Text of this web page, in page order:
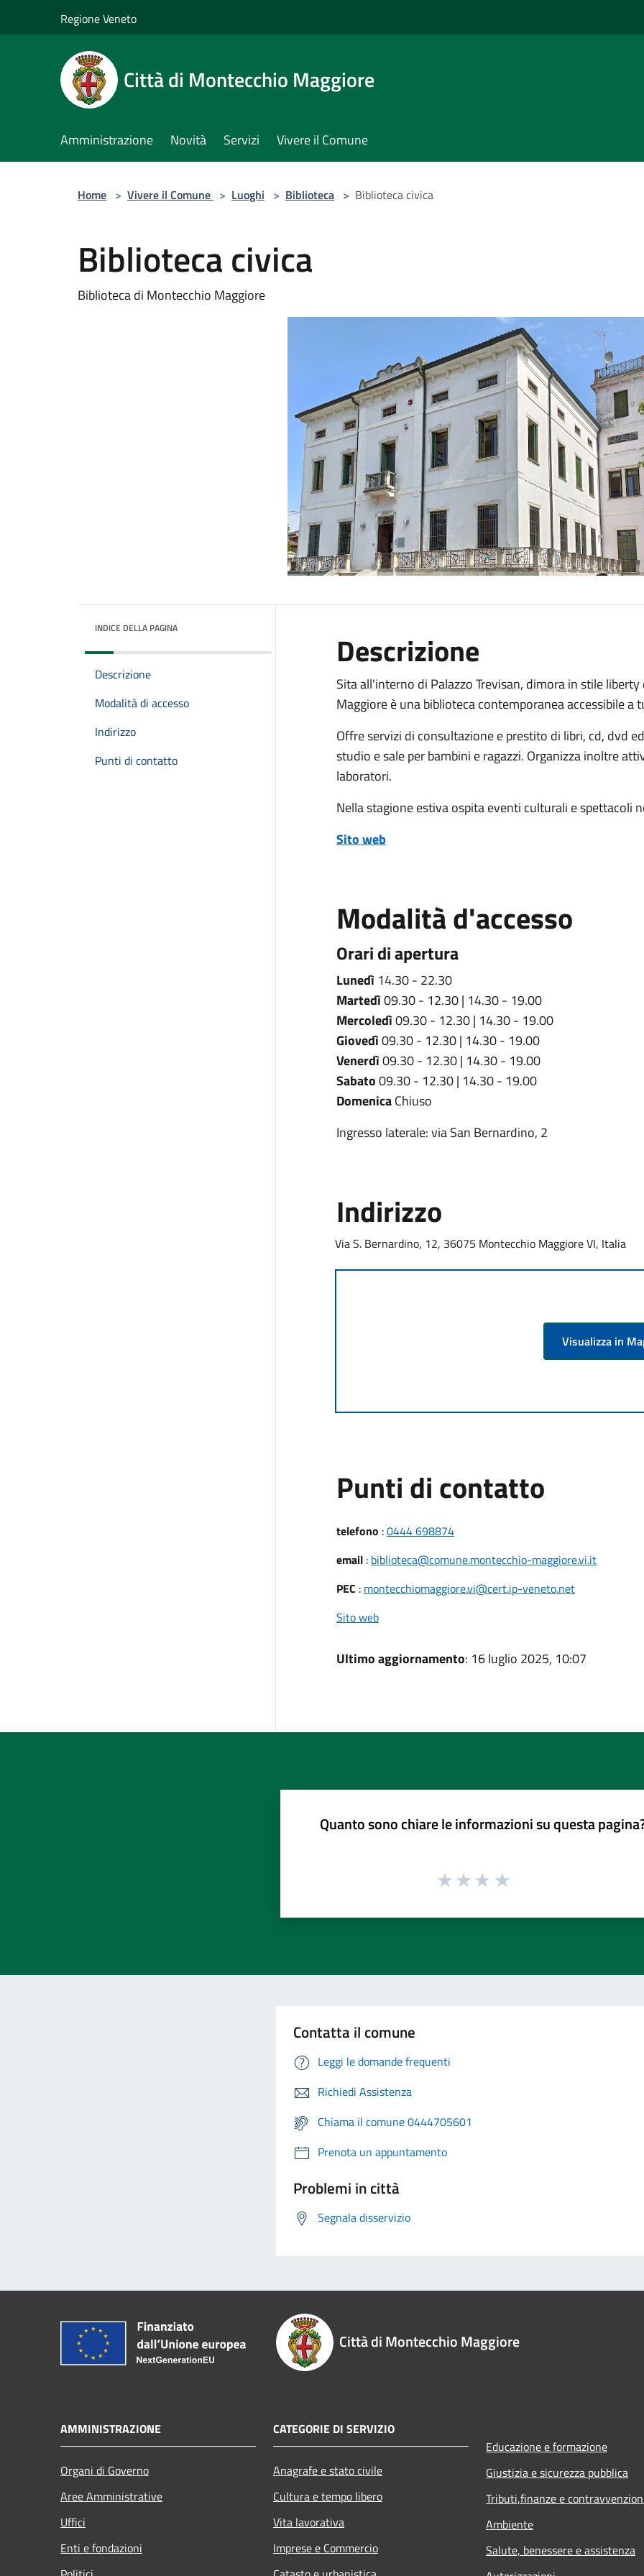
Regione Veneto
Città di Montecchio Maggiore
Amministrazione Novità Servizi Vivere il Comune
Home > Vivere il Comune > Luoghi > Biblioteca > Biblioteca civica
Biblioteca civica
Biblioteca di Montecchio Maggiore
INDICE DELLA PAGINA
Descrizione
Modalità di accesso
Indirizzo
Punti di contatto
Descrizione
Sita all'interno di Palazzo Trevisan, dimora in stile
Maggiore è una biblioteca contemporanea accessibile
Offre servizi di consultazione e prestito di libri, cd, dvd
studio e sale per bambini e ragazzi. Organizza inoltre
laboratori.
Nella stagione estiva ospita eventi culturali e spettacoli
Sito web
Modalità d'accesso
Orari di apertura
Lunedì 14.30 - 22.30
Martedì09.30 - 12.30 | 14.30 - 19.00
Mercoledì09.30 - 12.30 | 14.30 - 19.00
Giovedì09.30 - 12.30 | 14.30 - 19.00
Venerdì09.30 - 12.30 | 14.30 - 19.00
Sabato09.30 - 12.30 | 14.30 - 19.00
DomenicaChiuso
Ingresso laterale: via San Bernardino, 2
Indirizzo
Via S. Bernardino, 12, 36075 Montecchio Maggiore VI, Italia
Visualizza in
Punti di contatto
telefono :0444 698874
email: biblioteca@comune.montecchio-maggiore.vi.it
PEC : montecchiomaggiore.vi@cert.ip-veneto.net
Sito web
Ultimo aggiornamento: 16 luglio 2025, 10:07
Quanto sono chiare le informazioni su questa
Contatta il comune
Leggi le domande frequenti
Richiedi Assistenza
Chiama il comune 0444705601
Prenota un appuntamento
Problemi in città
Segnala disservizio
Città di Montecchio Maggiore
AMMINISTRAZIONE
Organi di Governo
Aree Amministrative
Uffici
Enti e fondazioni
CATEGORIE DI SERVIZIO
Anagrafe e stato civile
Cultura e tempo libero
Vita lavorativa
Imprese e Commercio
Educazione e formazione
Giustizia e sicurezza pubblica
Tributi,finanze e
Ambiente
Salute, benessere e assistenza